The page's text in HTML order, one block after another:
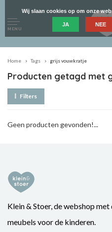
MENU
Home Tags grijs vouwkratje
Producten getagd met
Filters
Geen producten gevonden!...
Klein & Stoer, de webshop
meubels voor de kinderen.
Wij slaan cookies op om onze
JA NEE